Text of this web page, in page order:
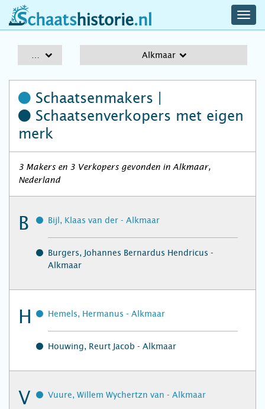
schaatshistorie.nl
Alkmaar
Schaatsenmakers |
Schaatsenverkopers met eigen
merk
3 Makers en 3 Verkopers gevonden in Alkmaar,
Nederland
B Bijl, Klaas van der - Alkmaar
Burgers, Johannes Bernardus Hendricus -
Alkmaar
H Hemels, Hermanus - Alkmaar
Houwing, Reurt Jacob - Alkmaar
V Vuure, Willem Wychertzn van - Alkmaar